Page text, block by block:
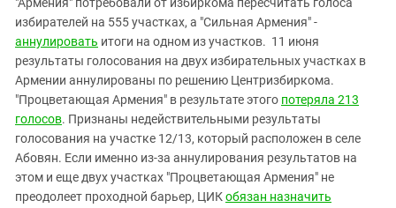
ЮФО
избирателей на 555 участках, а "Сильная Армения" -
аннулировать итоги на одном из участков. 11 июня
результаты голосования на двух избирательных участках в
Армении аннулированы по решению Центризбиркома.
"Процветающая Армения" в результате этого потеряла 213
голосов. Признаны недействительными результаты
голосования на участке 12/13, который расположен в селе
Абовян. Если именно из-за аннулирования результатов на
этом и еще двух участках "Процветающая Армения" не
преодолеет проходной барьер, ЦИКобязан назначить